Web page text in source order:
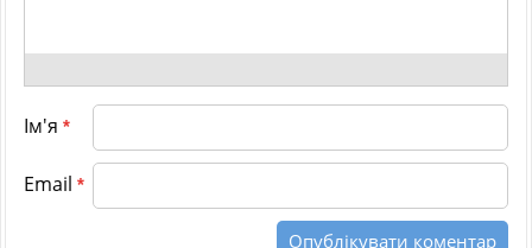
Ім'я *
Email *